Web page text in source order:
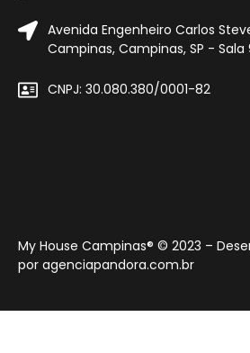
Avenida Engenheiro Carlos
Campinas, Campinas, SP - Sala 9
CNPJ: 30.080.380/0001-82
My House Campinas® © 2023 –
por agenciapandora.com.br